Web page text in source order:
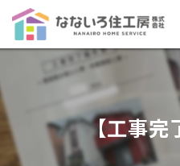
【工事完